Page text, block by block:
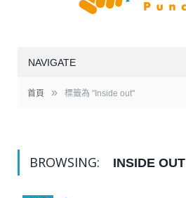
NAVIGATE
首頁 » 標籤為 "Inside out"
BROWSING: INSIDE OUT